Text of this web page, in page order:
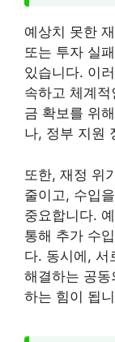
예상치 못한
또는 투자 실
있습니다. 이
속하고 체계
금 확보를 위
나, 정부 지원
또한, 재정 위
줄이고, 수입
중요합니다.
통해 추가 수
다. 동시에, 서
해결하는 공
하는 힘이 됩